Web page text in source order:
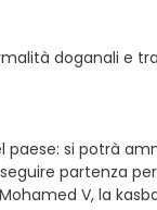
doganali e
si potrà
partenza
V, la